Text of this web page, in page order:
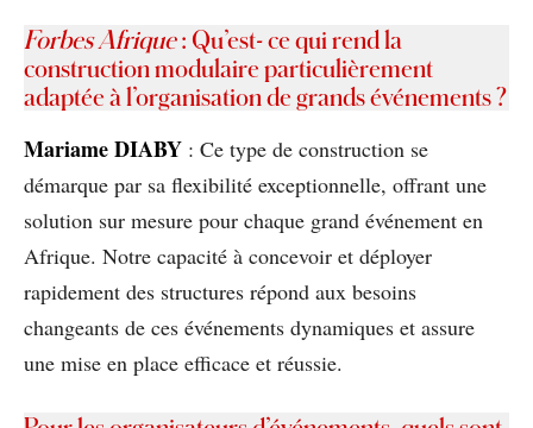
Forbes Afrique: Qu’est- ce qui rend la
construction modulaire particulièrement
adaptée à l’organisation de grands événements ?
Mariame DIABY : Ce type de construction se
démarque par sa flexibilité exceptionnelle, offrant une
solution sur mesure pour chaque grand événement en
Afrique. Notre capacité à concevoir et déployer
rapidement des structures répond aux besoins
changeants de ces événements dynamiques et assure
une mise en place efficace et réussie.